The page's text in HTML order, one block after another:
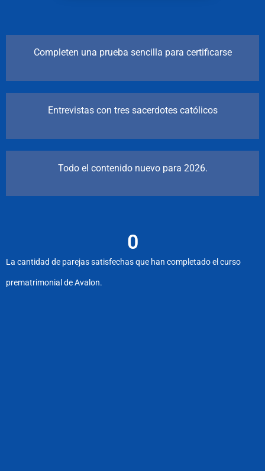
Completen una prueba sencilla para certificarse
Entrevistas con tres sacerdotes católicos
Todo el contenido nuevo para 2026.
La cantidad de parejas satisfechas que han completado el curso
prematrimonial de Avalon.
0